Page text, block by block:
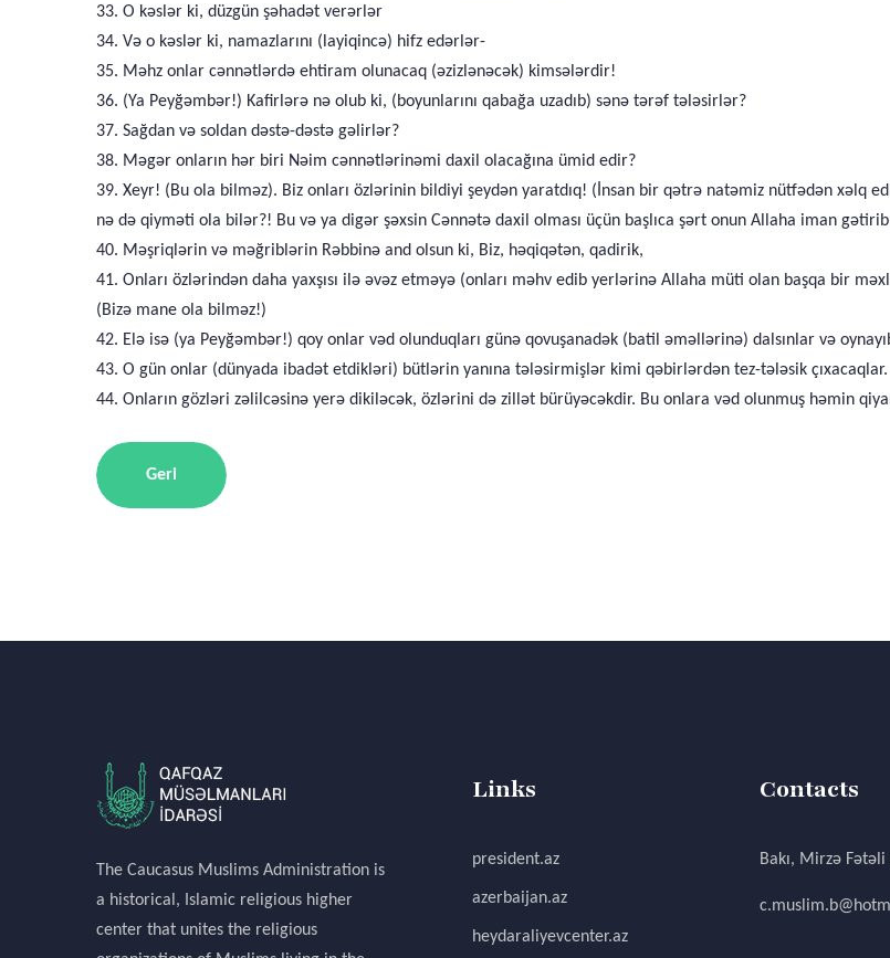
33. O kəslər ki, düzgün şəhadət verərlər
34. Və o kəslər ki, namazlarını (layiqincə) hifz edərlər-
35. Məhz onlar cənnətlərdə ehtiram olunacaq (əzizlənəcək) kimsələrdir!
36. (Ya Peyğəmbər!) Kafirlərə nə olub ki, (boyunlarını qabağa uzadıb) sənə tərəf tələsirlər?
37. Sağdan və soldan dəstə-dəstə gəlirlər?
38. Məgər onların hər biri Nəim cənnətlərinəmi daxil olacağına ümid edir?
39. Xeyr! (Bu ola bilməz). Biz onları özlərinin bildiyi şeydən yaratdıq! (İnsan bir qətrə natəmiz nütfədən xəlq
nə də qiyməti ola bilər?! Bu və ya digər şəxsin Cənnətə daxil olması üçün başlıca şərt onun Allaha iman
40. Məşriqlərin və məğriblərin Rəbbinə and olsun ki, Biz, həqiqətən, qadirik,
41. Onları özlərindən daha yaxşısı ilə əvəz etməyə (onları məhv edib yerlərinə Allaha müti olan başqa bir
(Bizə mane ola bilməz!)
42. Elə isə (ya Peyğəmbər!) qoy onlar vəd olunduqları günə qovuşanadək (batil əməllərinə) dalsınlar və
43. O gün onlar (dünyada ibadət etdikləri) bütlərin yanına tələsirmişlər kimi qəbirlərdən tez-tələsik çıxacaqlar.
44. Onların gözləri zəlilcəsinə yerə dikiləcək, özlərini də zillət bürüyəcəkdir. Bu onlara vəd olunmuş həmin
Geri
The Caucasus Muslims Administration is
a historical, Islamic religious higher
center that unites the religious
Links
president.az
azerbaijan.az
heydaraliyevcenter.az
Contacts
Bakı, Mirzə Fətəli